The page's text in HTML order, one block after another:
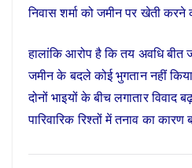
निवास शर्मा को जमीन पर खेती करने
हालांकि आरोप है कि तय अवधि
जमीन के बदले कोई भुगतान नहीं
दोनों भाइयों के बीच लगातार विवाद
पारिवारिक रिश्तों में तनाव का कारण